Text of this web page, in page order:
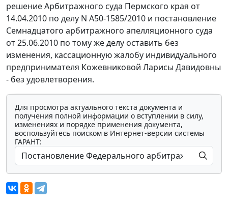
решение Арбитражного суда Пермского края от
14.04.2010 по делу N А50-1585/2010 и постановление
Семнадцатого арбитражного апелляционного суда
от 25.06.2010 по тому же делу оставить без
изменения, кассационную жалобу индивидуального
предпринимателя Кожевниковой Ларисы Давидовны
- без удовлетворения.
Для просмотра актуального текста документа и
получения полной информации о вступлении в силу,
изменениях и порядке применения документа,
воспользуйтесь поиском в Интернет-версии системы
ГАРАНТ: